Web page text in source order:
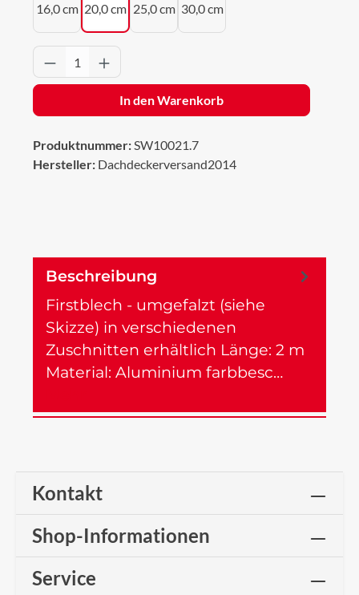
16,0 cm 20,0 cm 25,0 cm 30,0 cm
Produkt Anzahl: Gib den gewünschten
In den Warenkorb
Produktnummer:SW10021.7
Hersteller: Dachdeckerversand2014
Beschreibung
Firstblech - umgefalzt (siehe
Skizze) in verschiedenen
Zuschnitten erhältlich Länge: 2 m
Material: Aluminium farbbesc…
Kontakt
Shop-Informationen
Service